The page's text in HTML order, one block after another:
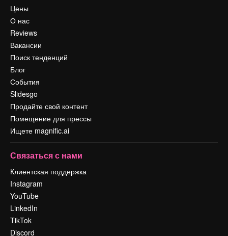
Цены
О нас
Reviews
Вакансии
Поиск тенденций
Блог
События
Slidesgo
Продайте свой контент
Помещение для прессы
Ищете magnific.ai
Связаться с нами
Клиентская поддержка
Instagram
YouTube
LinkedIn
TikTok
Discord